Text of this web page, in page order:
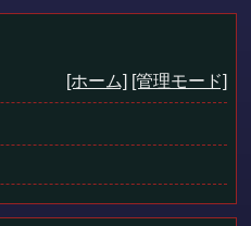
[ホーム] [管理モード]